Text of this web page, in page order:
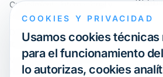
Cumplimiento internacional y
reorganización de grupos
Defensa ante inspecciones y
litigios
Valoraciones y operaciones
financieras
COOKIES Y PRIVACIDAD
Usamos cookies técnicas
para el funcionamiento
lo autorizas, cookies